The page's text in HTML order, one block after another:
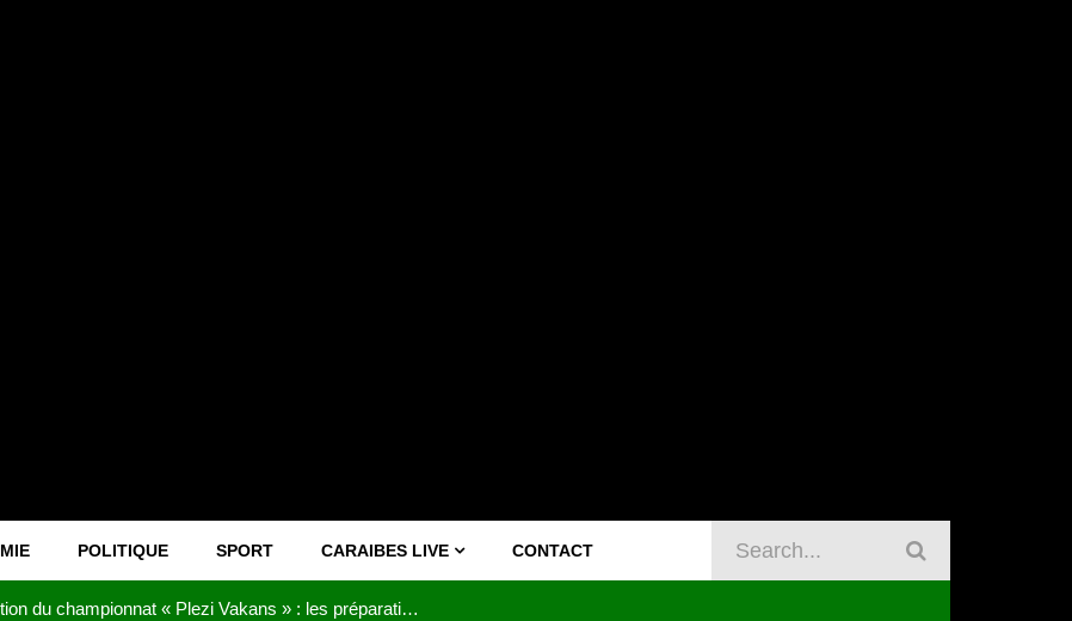
POLITIQUE SPORT CARAIBES LIVE CONTACT
Joy Clerf Derisier, sur les traces de son père : évangéliser par la musique